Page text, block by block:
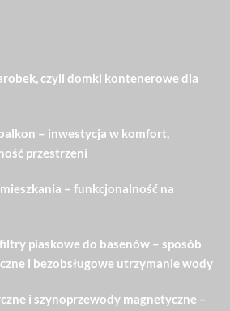
czyli domki kontenerowe dla
– inwestycja w komfort,
przestrzeni
– funkcjonalność na
piaskowe do basenów – sposób
i bezobsługowe utrzymanie wody
i szynoprzewody magnetyczne –